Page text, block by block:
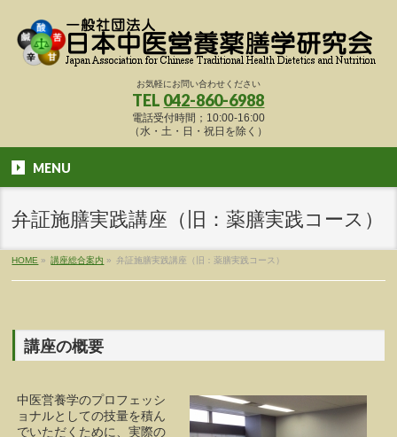
お気軽にお問い合わせください
TEL 042-860-6988
電話受付時間；10:00-16:00
（水・土・日・祝日を除く）
MENU
弁証施膳実践講座（旧：薬膳実践コース）
HOME » 講座総合案内 » 弁証施膳実践講座（旧：薬膳実践コース）
講座の概要
中医営養学のプロフェッシ
ョナルとしての技量を積ん
でいただくために、実際の